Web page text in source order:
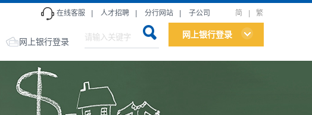
网上银行登录
网上银行登录
在线客服 人才招聘 分行网站 子公司 简 繁